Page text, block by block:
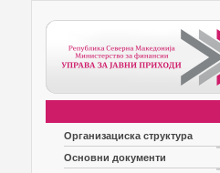
Организациска структура
Основни документи